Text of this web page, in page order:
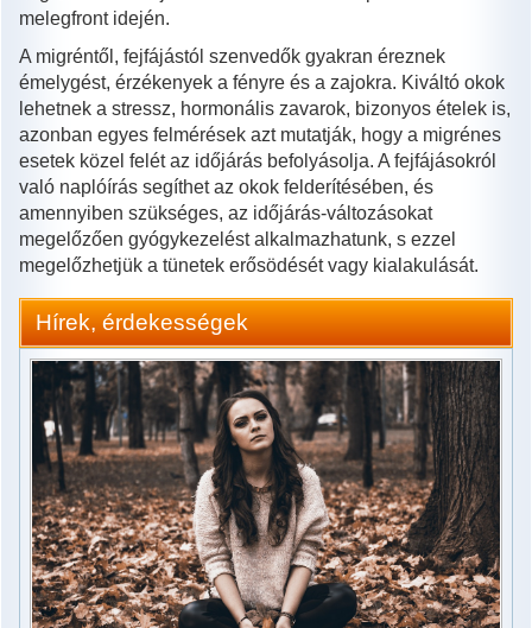
melegfront idején.
A migréntől, fejfájástól szenvedők gyakran éreznek
émelygést, érzékenyek a fényre és a zajokra. Kiváltó okok
lehetnek a stressz, hormonális zavarok, bizonyos ételek is,
azonban egyes felmérések azt mutatják, hogy a migrénes
esetek közel felét az időjárás befolyásolja. A fejfájásokról
való naplóírás segíthet az okok felderítésében, és
amennyiben szükséges, az időjárás-változásokat
megelőzően gyógykezelést alkalmazhatunk, s ezzel
megelőzhetjük a tünetek erősödését vagy kialakulását.
Hírek, érdekességek